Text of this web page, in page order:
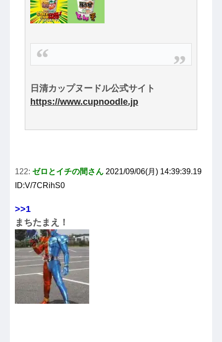
日清カップヌードル公式サイト
https://www.cupnoodle.jp
122: ゼロとイチの間さん 2021/09/06(月) 14:39:39.19
ID:V/7CRihS0
>>1
まちたまえ！